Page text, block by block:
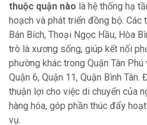
thuộc quận nào là hệ thống hạ
hoạch và phát triển đồng bộ.
Bán Bích, Thoại Ngọc Hầu, Hòa
trò là xương sống, giúp kết nối
phường khác trong Quận Tân
Quận 6, Quận 11, Quận Bình
thuận lợi cho việc di chuyển của
hàng hóa, góp phần thúc đẩy
vụ.